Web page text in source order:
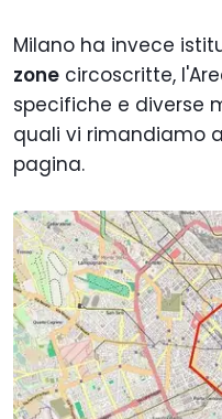
Milano ha invece
zone circoscritte,
specifiche e diverse
quali vi rimandiamo
pagina.